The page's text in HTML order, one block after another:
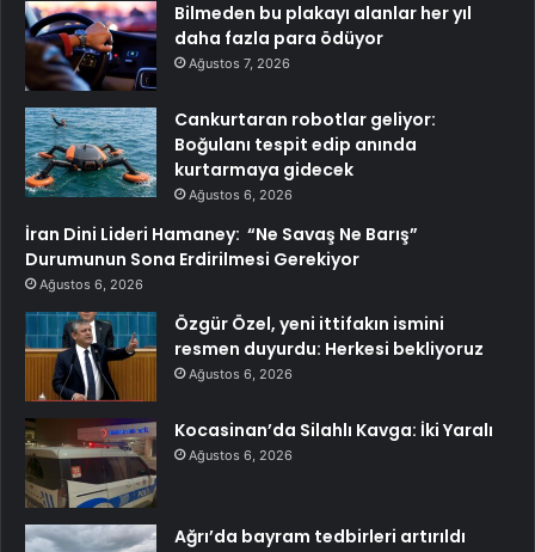
Bilmeden bu plakayı alanlar her yıl
daha fazla para ödüyor
Ağustos 7, 2026
Cankurtaran robotlar geliyor:
Boğulanı tespit edip anında
kurtarmaya gidecek
Ağustos 6, 2026
İran Dini Lideri Hamaney: “Ne Savaş Ne Barış”
Durumunun Sona Erdirilmesi Gerekiyor
Ağustos 6, 2026
Özgür Özel, yeni ittifakın ismini
resmen duyurdu: Herkesi bekliyoruz
Ağustos 6, 2026
Kocasinan’da Silahlı Kavga: İki Yaralı
Ağustos 6, 2026
Ağrı’da bayram tedbirleri artırıldı